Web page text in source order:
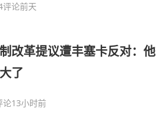
评论前天
改革提议遭丰塞卡反对：
了
论13小时前